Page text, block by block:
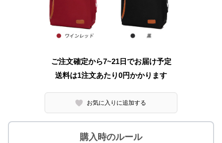
ご注文確定から7~21日でお届け予定
送料は1注文あたり0円かかります
お気に入りに追加する
購入時のルール